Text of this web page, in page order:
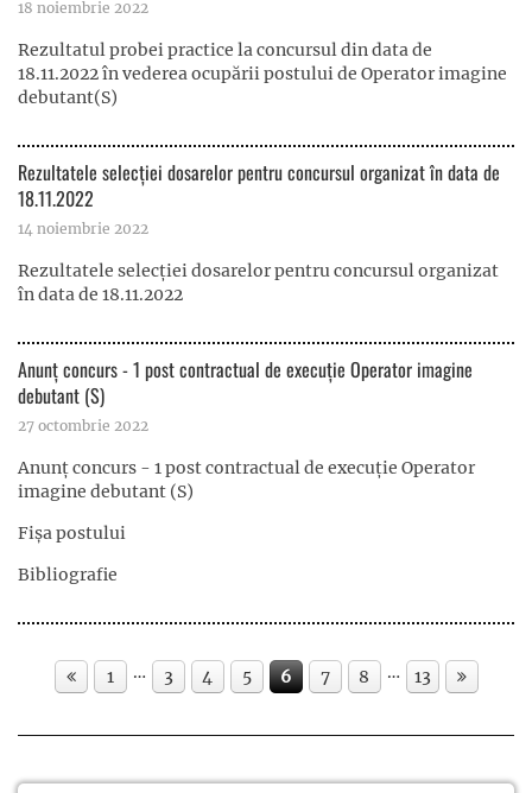
18 noiembrie 2022
Rezultatul probei practice la concursul din data de
18.11.2022 în vederea ocupării postului de Operator imagine
debutant(S)
Rezultatele selecției dosarelor pentru concursul organizat în data de
18.11.2022
14 noiembrie 2022
Rezultatele selecției dosarelor pentru concursul organizat
în data de 18.11.2022
Anunț concurs - 1 post contractual de execuție Operator imagine
debutant (S)
27 octombrie 2022
Anunț concurs - 1 post contractual de execuție Operator
imagine debutant (S)
Fișa postului
Bibliografie
1 … 3 4 5 6 7 8 … 13